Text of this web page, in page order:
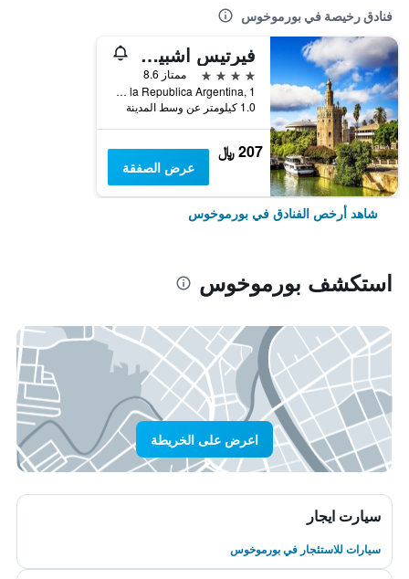
فنادق رخيصة في بورموخوس
فيرتيس اشبيلية الخارافيه
4 نجوم
ممتاز 8.6
Avenida de la Republica Argentina, 1, بورموخوس, منطقة أندلوسيا, أسبانيا
1.0 كيلومتر عن وسط المدينة
207 ﷼
عرض الصفقة
شاهد أرخص الفنادق في بورموخوس
استكشف بورموخوس
اعرض على الخريطة
سيارت ايجار
سيارات للاستئجار في بورموخوس